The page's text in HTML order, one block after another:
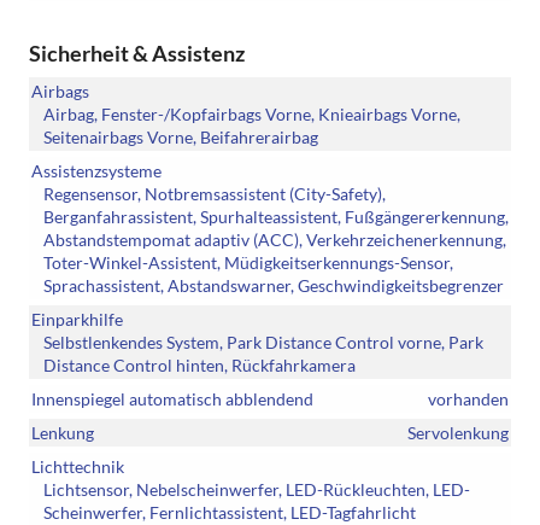
Sicherheit & Assistenz
Airbags
Airbag, Fenster-/Kopfairbags Vorne, Knieairbags Vorne,
Seitenairbags Vorne, Beifahrerairbag
Assistenzsysteme
Regensensor, Notbremsassistent (City-Safety),
Berganfahrassistent, Spurhalteassistent, Fußgängererkennung,
Abstandstempomat adaptiv (ACC), Verkehrzeichenerkennung,
Toter-Winkel-Assistent, Müdigkeitserkennungs-Sensor,
Sprachassistent, Abstandswarner, Geschwindigkeitsbegrenzer
Einparkhilfe
Selbstlenkendes System, Park Distance Control vorne, Park
Distance Control hinten, Rückfahrkamera
Innenspiegel automatisch abblendend
vorhanden
Lenkung
Servolenkung
Lichttechnik
Lichtsensor, Nebelscheinwerfer, LED-Rückleuchten, LED-
Scheinwerfer, Fernlichtassistent, LED-Tagfahrlicht